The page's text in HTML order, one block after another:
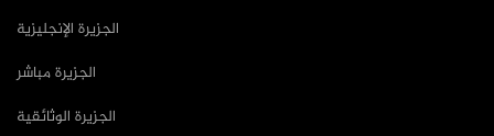
الجزيرة الإنجليزية
الجزيرة مباشر
الجزيرة الوثائقية